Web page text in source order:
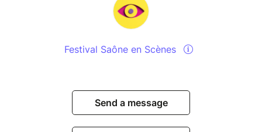
Festival Saône en Scènes
Send a message